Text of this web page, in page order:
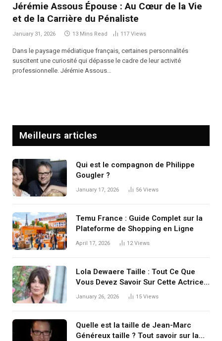
Jérémie Assous Épouse : Au Cœur de la Vie
et de la Carrière du Pénaliste
January 31, 2026 13 Mins Read 117 Views
Dans le paysage médiatique français, certaines personnalités
suscitent une curiosité qui dépasse le cadre de leur activité
professionnelle. Jérémie Assous…
Meilleurs articles
Qui est le compagnon de Philippe
Gougler ?
January 17, 2026 56 Views
Temu France : Guide Complet sur la
Plateforme de Shopping en Ligne
April 17, 2026 12Views
Lola Dewaere Taille : Tout Ce Que
Vous Devez Savoir Sur Cette Actrice
Française
January 26, 2026 15 Views
Quelle est la taille de Jean-Marc
Généreux taille ? Tout savoir sur la